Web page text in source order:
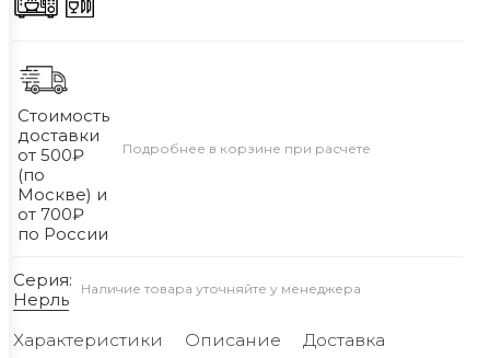
Стоимость
доставки
от 500₽
(по
Москве) и
от 700₽
по России
Подробнее в корзине при расчете
Серия:
Нерль
Наличие товара уточняйте у менеджера
Характеристики Описание Доставка